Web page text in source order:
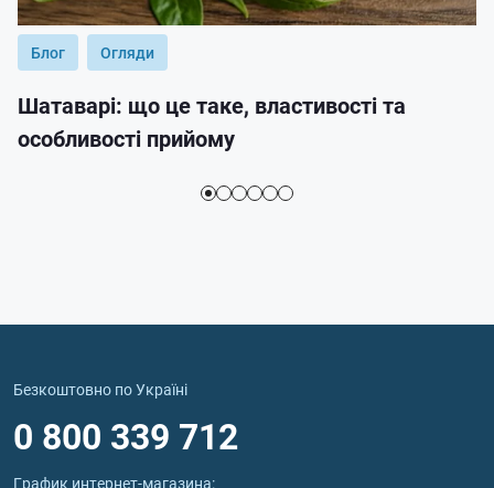
Блог Огляди
Шатаварі: що це таке, властивості та
особливості прийому
Безкоштовно по Україні
0 800 339 712
График интернет‑магазина: